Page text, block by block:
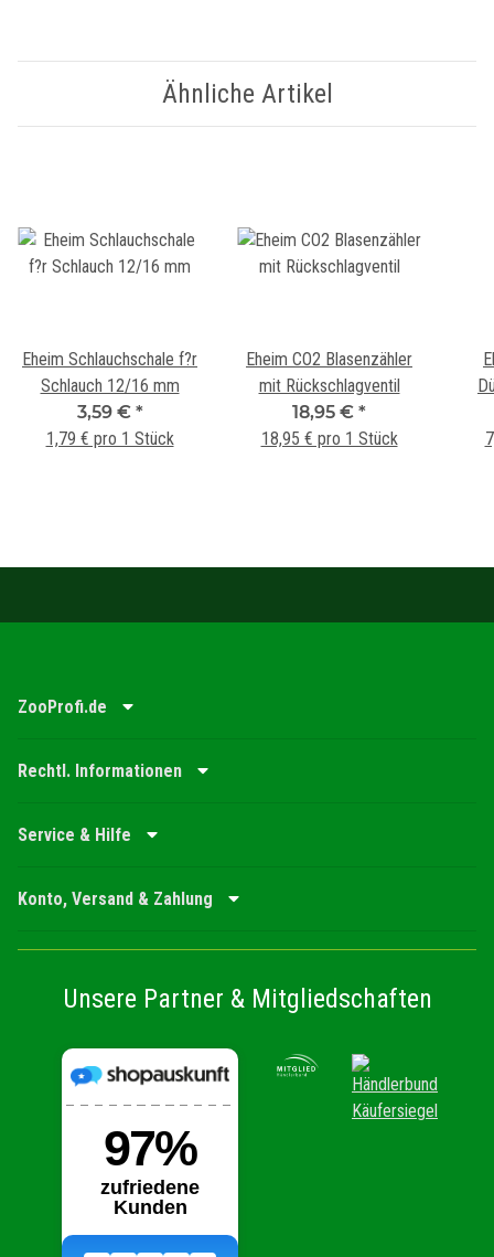
Ähnliche Artikel
Eheim Schlauchschale f?r
Schlauch 12/16 mm
3,59 € *
1,79 € pro 1 Stück
Eheim CO2 Blasenzähler
mit Rückschlagventil
18,95 € *
18,95 € pro 1 Stück
ZooProfi.de
Rechtl. Informationen
Service & Hilfe
Konto, Versand & Zahlung
Unsere Partner & Mitgliedschaften